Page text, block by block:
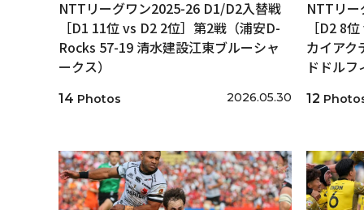
NTTリーグワン2025-26 D1/D2入替戦
［D1 11位 vs D2 2位］第2戦（浦安D-
Rocks 57-19 清水建設江東ブルーシャ
ークス）
14 Photos 2026.05.30
NTTリ
［D2 8
カイアク
ドドル
12